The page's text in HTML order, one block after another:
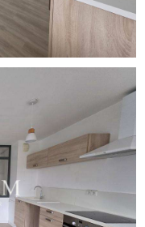
et emplacement pour
extérieure privative
de la gare de
écoles et des accès
avec le CHR de Lille
potentiel locatif